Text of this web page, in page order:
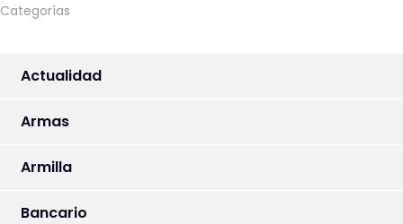
Categorías
Actualidad
Armas
Armilla
Bancario